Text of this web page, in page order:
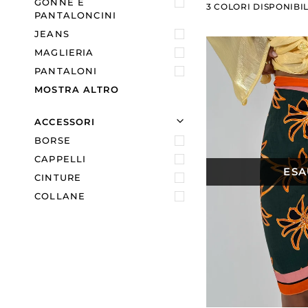
GONNE E
PANTALONCINI
JEANS
MAGLIERIA
PANTALONI
MOSTRA ALTRO
ACCESSORI
BORSE
CAPPELLI
CINTURE
COLLANE
3 COLORI
PannaMarrone
Bianco
AGGIUNGI